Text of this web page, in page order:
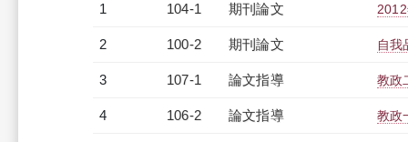
1 104-1 期刊論文
2 100-2 期刊論文 自我
3 107-1 論文指導 教政
4 106-2 論文指導 教政